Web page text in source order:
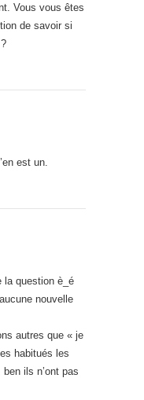
Vous vous êtes
de savoir si
est un.
la question è_é
nouvelle
autres que « je
habitués les
ils n’ont pas